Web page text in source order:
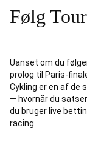
Følg
Uanset om du
prolog til Paris-
Cykling er en af de
— hvornår du
du bruger live
racing.